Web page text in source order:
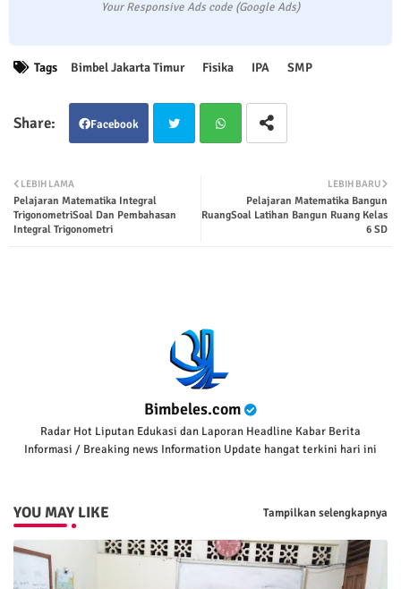
Your Responsive Ads code (Google Ads)
Tags Bimbel Jakarta Timur Fisika IPA SMP
Facebook
LEBIH BARU
Pelajaran Matematika Bangun
RuangSoal Latihan Bangun Ruang Kelas
6 SD
LEBIH LAMA
Pelajaran Matematika Integral
TrigonometriSoal Dan Pembahasan
Integral Trigonometri
Bimbeles.com
Radar Hot Liputan Edukasi dan Laporan Headline Kabar Berita
Informasi / Breaking news Information Update hangat terkini hari ini
YOU MAY LIKE Tampilkan selengkapnya